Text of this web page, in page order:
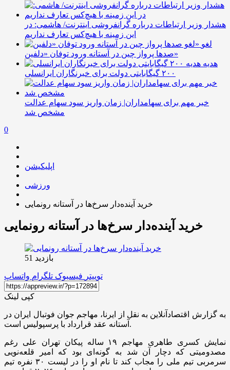
هشدار وزیر ارتباطات درباره گرانفروشی اینترنت/ هاشمی: در
این زمینه با هیچ‌کس تعارف نداریم
لغو
صدها پرواز چین در آستانه ورود توفان «دلفین»
هدیه
۲۰۰ گیگابایتی دولت برای خبرنگاران ایرانسلی
خبر مهم برای سهامداران| زمان واریز سود سهام عدالت
مشخص شد
0
اپلیکیشن
ورزشی
خرید آینده‌دار سرخ‌ها در آستانه رونمایی
خرید آینده‌دار سرخ‌ها در آستانه رونمایی
بازدید 51
توییتر فیسبوک تلگرام واتساپ
کپی لینک
به گزارش اقتصادآنلاین به نقل از ایرنا، مهاجم جوان فوتبال ایران در
آستانه عقد قرارداد با پرسپولیس است.
نمایش کسری طاهری مهاجم ۱۹ ساله پیکان تهران علی رغم
مصدومیتی که دچار آن شد به گونه‌ای بود که امیر قلعه‌نویی
سرمربی تیم ملی را مجاب کند تا نام او را در لیست ۳۰ نفره تیم